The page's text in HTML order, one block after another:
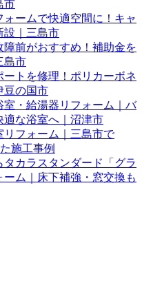
市
ォームで快適空間に！キャ
設｜三島市
前がおすすめ！補助金を
島市
トを修理！ポリカーボネ
豆の国市
室・給湯器リフォーム｜バ
適な浴室へ｜沼津市
フォーム｜三島市で
施工事例
カラスタンダード「グラ
ム｜床下補強・窓交換も